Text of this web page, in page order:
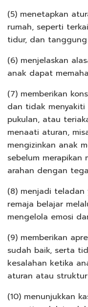
(5) menetapkan
rumah, seperti
tidur, dan
(6) menjelaskan
anak dapat
(7) memberikan
dan tidak
pukulan, atau
menaati aturan,
mengizinkan anak
sebelum merapikan
arahan dengan
(8) menjadi teladan
remaja belajar
mengelola emosi
(9) memberikan
sudah baik, serta
kesalahan ketika
aturan atau
(10) menunjukkan